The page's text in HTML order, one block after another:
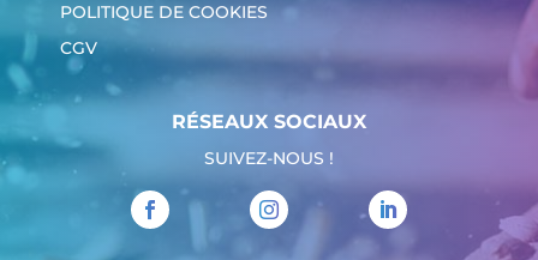
POLITIQUE DE COOKIES
CGV
RÉSEAUX SOCIAUX
SUIVEZ-NOUS !